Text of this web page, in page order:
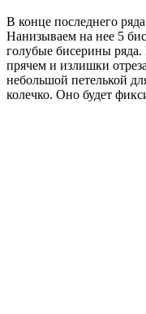
В конце последнего
Нанизываем на нее 5
голубые бисерины ряда.
прячем и излишки
небольшой петелькой
колечко. Оно будет